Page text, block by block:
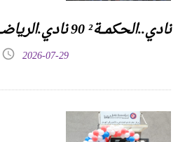
نادي..الحكمـــة² 90 نادي.الرياضـي² 78
2026-07-29